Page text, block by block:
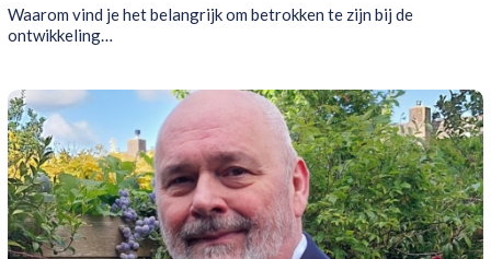
Waarom vind je het belangrijk om betrokken te zijn bij de
ontwikkeling…